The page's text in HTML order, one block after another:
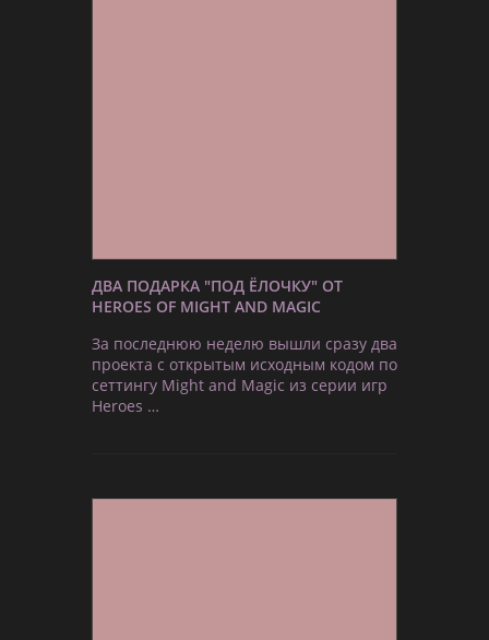
ДВА ПОДАРКА "ПОД ЁЛОЧКУ" ОТ
HEROES OF MIGHT AND MAGIC
За последнюю неделю вышли сразу два
проекта с открытым исходным кодом по
сеттингу Might and Magic из серии игр
Heroes …